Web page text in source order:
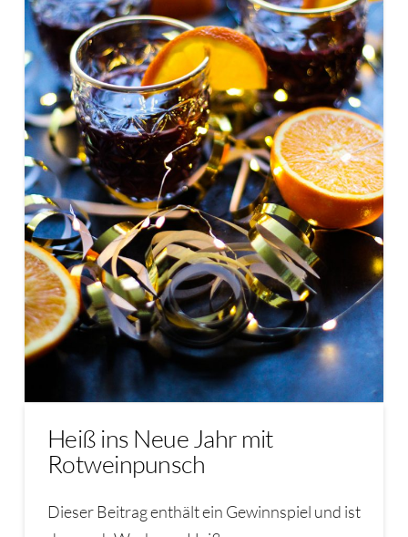
Heiß ins Neue Jahr mit
Rotweinpunsch
Dieser Beitrag enthält ein Gewinnspiel und ist